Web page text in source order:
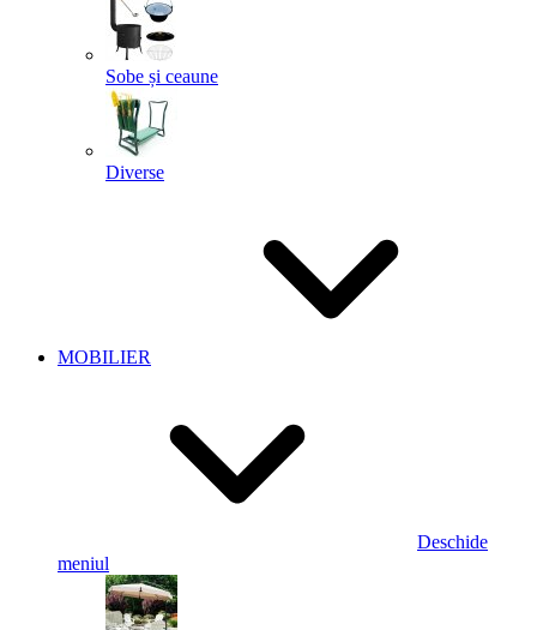
Sobe și ceaune
Diverse
MOBILIER
Deschide
meniul